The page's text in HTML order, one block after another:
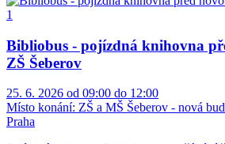
Bibliobus - pojízdná knihovna
ZŠ Šeberov
25. 6. 2026 od 09:00 do 12:00
Místo konání: ZŠ a MŠ Šeberov - nová
Praha